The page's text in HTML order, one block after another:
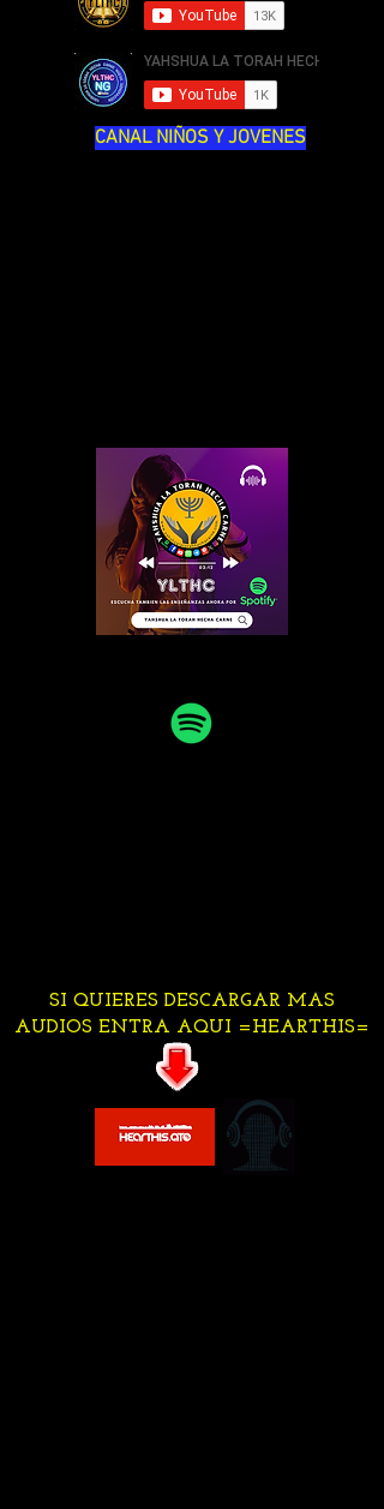
CANAL NIÑOS Y JOVENES
SI QUIERES DESCARGAR MAS
AUDIOS ENTRA AQUI =HEARTHIS=